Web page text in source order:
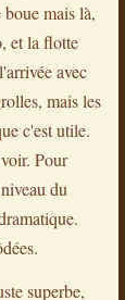
mais là,
et la flotte
avec
mais les
c'est utile.
Pour
du
superbe,